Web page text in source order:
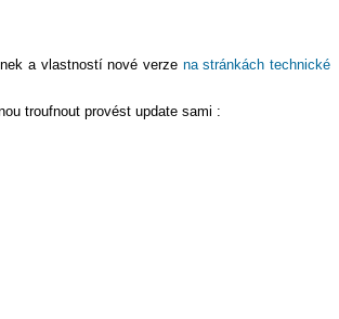
a vlastností nové verze na stránkách technické
troufnout provést update sami :